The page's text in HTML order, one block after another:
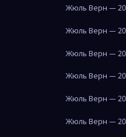
Жюль Верн — 20
Жюль Верн — 20
Жюль Верн — 20
Жюль Верн — 20
Жюль Верн — 20
Жюль Верн — 20